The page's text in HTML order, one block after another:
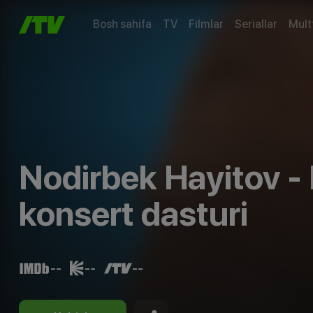
Bosh sahifa TV Filmlar Seriallar
Nodirbek Hayitov -
konsert dasturi
-- -- --